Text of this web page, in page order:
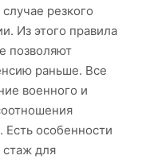
резкого
Из этого правила
позволяют
раньше. Все
военного и
особенности
для